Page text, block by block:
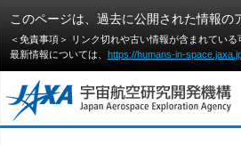
このページは、過去に公開された情報の
＜免責事項＞ リンク切れや古い情報が含まれてい
最新情報については、 https://humans-in-